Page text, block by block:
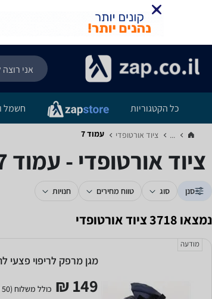
כל הקטגוריות חשמל
... ציוד אורטופדי‏ עמוד 7
ציוד אורטופדי - עמוד 7
סנן סוג טווח מחירים חנויות
נמצאו 3718 ציוד אורטופדי
מודעה
מגן מרפק לריפוי פצעי
149 ₪ כולל משלוח (50 ₪)